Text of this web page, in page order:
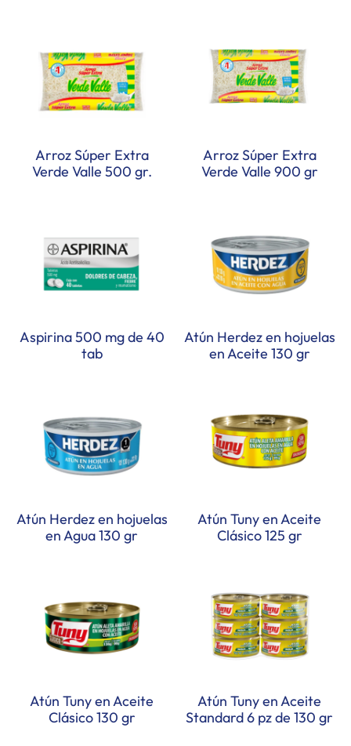
Arroz Súper Extra
Verde Valle 500 gr.
Arroz Súper Extra
Verde Valle 900 gr
Aspirina 500 mg de 40
tab
Atún Herdez en hojuelas
en Aceite 130 gr
Atún Herdez en hojuelas
en Agua 130 gr
Atún Tuny en Aceite
Clásico 125 gr
Atún Tuny en Aceite
Clásico 130 gr
Atún Tuny en Aceite
Standard 6 pz de 130 gr